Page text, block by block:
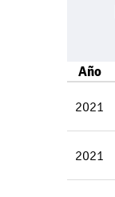
Año
2021
2021